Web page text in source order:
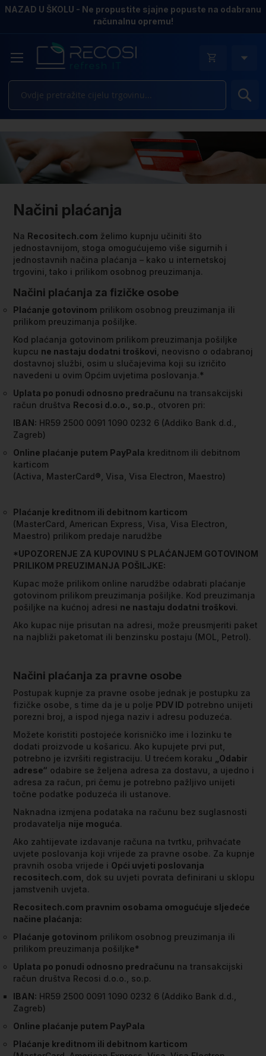
NAZAD U ŠKOLU - Ne propustite sjajne popuste na odabranu
računalnu opremu!
Načini plaćanja
Na Recositech.com želimo kupnju učiniti što
jednostavnijom, stoga omogućujemo više sigurnih i
jednostavnih načina plaćanja – kako u internetskoj
trgovini, tako i prilikom osobnog preuzimanja.
Načini plaćanja za fizičke osobe
Plaćanje gotovinom prilikom osobnog preuzimanja ili
prilikom preuzimanja pošiljke.
Kod plaćanja gotovinom prilikom preuzimanja pošiljke
kupcu ne nastaju dodatni troškovi , neovisno o odabranoj
dostavnoj službi, osim u slučajevima koji su izričito
navedeni u ovim Općim uvjetima poslovanja.*
Uplata po ponudi odnosno predračunu na transakcijski
račun društva Recosi d.o.o., so.p. , otvoren pri:
IBAN: HR59 2500 0091 1090 0232 6 (Addiko Bank d.d.,
Zagreb)
Online plaćanje putem PayPala kreditnom ili debitnom
karticom
(Activa, MasterCard®, Visa, Visa Electron, Maestro)
Plaćanje kreditnom ili debitnom karticom
(MasterCard, American Express, Visa, Visa Electron,
Maestro) prilikom predaje narudžbe
*UPOZORENJE ZA KUPOVINU S PLAĆANJEM GOTOVINOM
PRILIKOM PREUZIMANJA POŠILJKE:
Kupac može prilikom online narudžbe odabrati plaćanje
gotovinom prilikom preuzimanja pošiljke. Kod preuzimanja
pošiljke na kućnoj adresi ne nastaju dodatni troškovi.
Ako kupac nije prisutan na adresi, može preusmjeriti paket
na najbliži paketomat ili benzinsku postaju (MOL, Petrol).
Načini plaćanja za pravne osobe
Postupak kupnje za pravne osobe jednak je postupku za
fizičke osobe, s time da je u polje PDV ID potrebno unijeti
porezni broj, a ispod njega naziv i adresu poduzeća.
Možete koristiti postojeće korisničko ime i lozinku te
dodati proizvode u košaricu. Ako kupujete prvi put,
potrebno je izvršiti registraciju. U trećem koraku
„Odabir
adrese“ odabire se željena adresa za dostavu, a ujedno i
adresa za račun, pri čemu je potrebno pažljivo unijeti
točne podatke poduzeća ili ustanove.
Naknadna izmjena podataka na računu bez suglasnosti
prodavatelja nije moguća.
Ako zahtijevate izdavanje računa na tvrtku, prihvaćate
uvjete poslovanja koji vrijede za pravne osobe. Za kupnje
pravnih osoba vrijede i Opći uvjeti poslovanja
recositech.com , dok su uvjeti povrata definirani u sklopu
jamstvenih uvjeta.
Recositech.com pravnim osobama omogućuje sljedeće
načine plaćanja:
Plaćanje gotovinom prilikom osobnog preuzimanja ili
prilikom preuzimanja pošiljke*
Uplata po ponudi odnosno predračunu na transakcijski
račun društva Recosi d.o.o., so.p.
IBAN: HR59 2500 0091 1090 0232 6 (Addiko Bank d.d.,
Zagreb)
Online plaćanje putem PayPala
Plaćanje kreditnom ili debitnom karticom